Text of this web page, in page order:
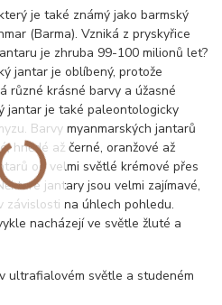
je také známý jako barmský
(Barma). Vzniká z pryskyřice
je zhruba 99-100 milionů let?
jantar je oblíbený, protože
různé krásné barvy a úžasné
jantar je také paleontologicky
Barvy myanmarských jantarů
hnědé až černé, oranžové až
od velmi světlé krémové přes
jantary jsou velmi zajímavé,
závislosti na úhlech pohledu.
nacházejí ve světle žluté a
ultrafialovém světle a studeném